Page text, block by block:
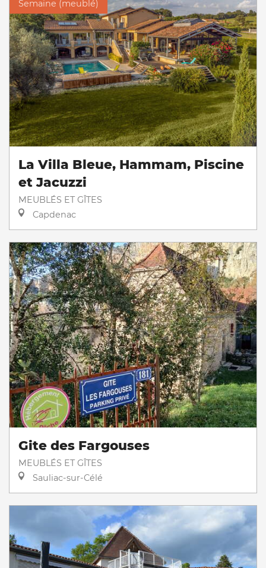
Semaine (meublé)
La Villa Bleue, Hammam, Piscine
et Jacuzzi
MEUBLÉS ET GÎTES
Capdenac
Gite des Fargouses
MEUBLÉS ET GÎTES
Sauliac-sur-Célé